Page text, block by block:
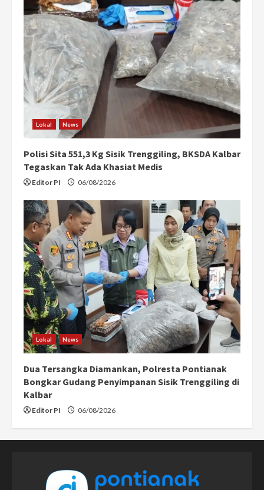
Lokal News
Polisi Sita 551,3 Kg Sisik Trenggiling, BKSDA Kalbar
Tegaskan Tak Ada Khasiat Medis
Editor PI 06/08/2026
Lokal News
Dua Tersangka Diamankan, Polresta Pontianak
Bongkar Gudang Penyimpanan Sisik Trenggiling di
Kalbar
Editor PI 06/08/2026